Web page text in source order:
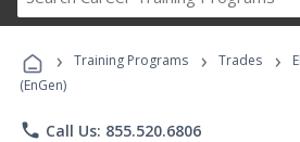
Career
Programs
› Training Programs › Trades ›
(EnGen)
phone Call Us: 855.520.6806